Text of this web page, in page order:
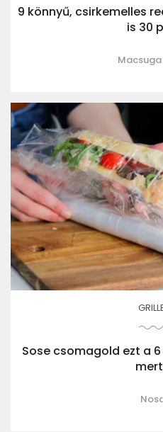
9 könnyű, csirkemelles
is 30
Sose csomagold ezt a